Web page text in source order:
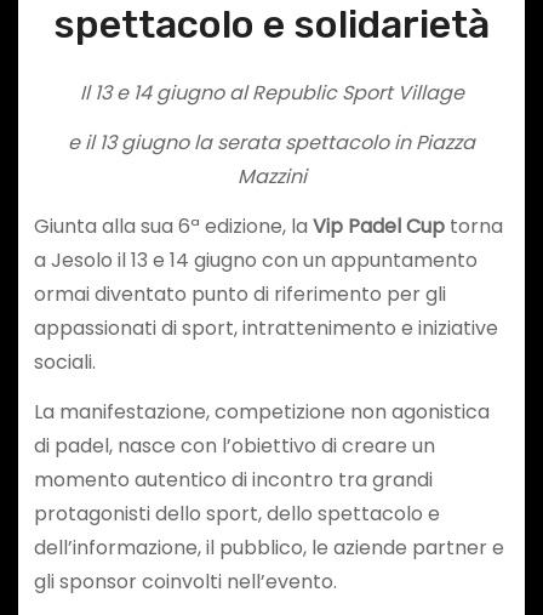
spettacolo e solidarietà
Il 13 e 14 giugno al Republic Sport Village
e il 13 giugno la serata spettacolo in Piazza
Mazzini
Giunta alla sua 6ª edizione, la Vip Padel Cuptorna
a Jesolo il 13 e 14 giugno con un appuntamento
ormai diventato punto di riferimento per gli
appassionati di sport, intrattenimento e iniziative
sociali.
La manifestazione, competizione non agonistica
di padel, nasce con l’obiettivo di creare un
momento autentico di incontro tra grandi
protagonisti dello sport, dello spettacolo e
dell’informazione, il pubblico, le aziende partner e
gli sponsor coinvolti nell’evento.